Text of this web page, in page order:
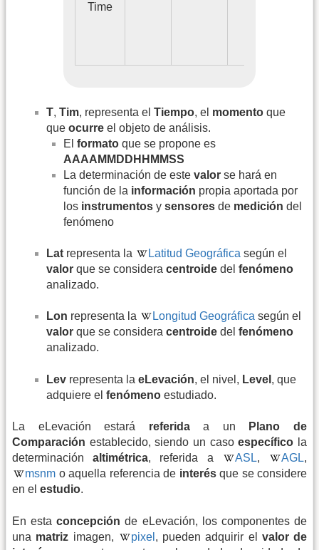
Time
T, Tim, representa el Tiempo, el momento que
que ocurre el objeto de análisis.
El formato que se propone es
AAAAMMDDHHMMSS
La determinación de este valor se hará en
función de la información propia aportada por
los instrumentos y sensores de medición del
fenómeno
Lat representa la Latitud Geográfica según el
valor que se considera centroide del fenómeno
analizado.
Lon representa la Longitud Geográfica según el
valor que se considera centroide del fenómeno
analizado.
Lev representa la eLevación, el nivel, Level , que
adquiere el fenómeno estudiado.
La eLevación estará referidaa un
Plano de
Comparación establecido, siendo un casoespecífico la
determinaciónaltimétrica, referida a ASL, AGL,
msnm o aquella referencia de interésque se considere
en el estudio.
En estaconcepción de eLevación, los componentes de
una matriz imagen, pixel , pueden adquirir el valor de